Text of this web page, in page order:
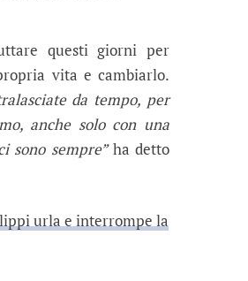
questi giorni per
vita e cambiarlo.
da tempo, per
anche solo con una
sono sempre”ha detto
urla e interrompe la